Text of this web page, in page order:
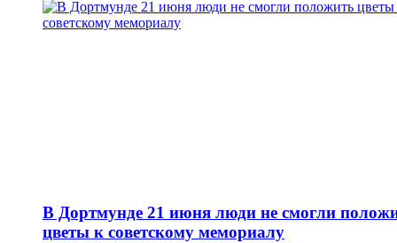
В Дортмунде 21 июня люди не смогли
цветы к советскому мемориалу